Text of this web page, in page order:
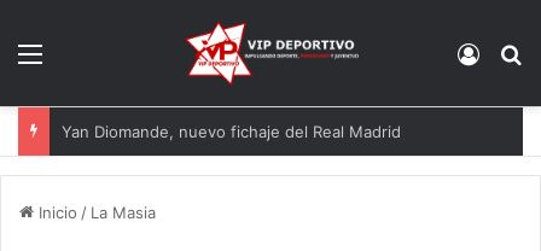
Yan Diomande, nuevo fichaje del Real Madrid
Inicio / La Masia